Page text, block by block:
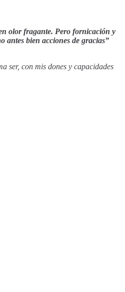
olor fragante. Pero fornicación y
antes bien acciones de gracias”
ser, con mis dones y capacidades